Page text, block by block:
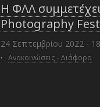
Η ΦΛΛ
Photography
24 Σεπτεμβρίου 2022 -
· Ανακοινώσεις - Διάφορα